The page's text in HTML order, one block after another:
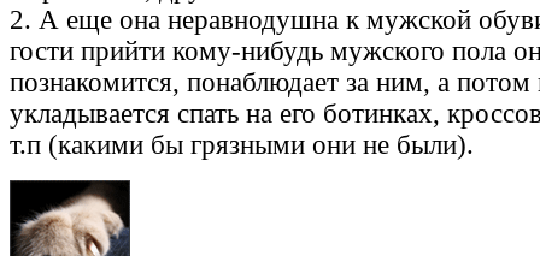
2. А еще она неравнодушна к мужской
гости прийти кому-нибудь мужского пола
познакомится, понаблюдает за ним, а потом
укладывается спать на его ботинках,
т.п (какими бы грязными они не были).